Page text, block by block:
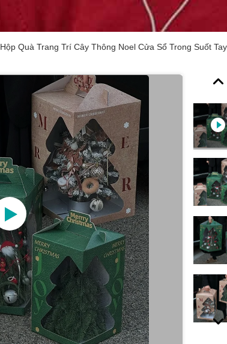
Hộp Quà Trang Trí Cây Thông Noel Cửa Sổ Trong Suốt